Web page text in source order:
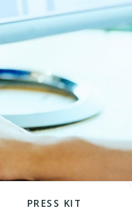
PRESS KIT